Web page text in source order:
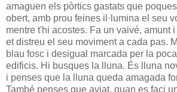
amaguen els pòrtics gastats que
obert, amb prou feines il·lumina el seu
mentre t'hi acostes. Fa un vaivé, amunt
et distreu el seu moviment a cada pas.
blau fosc i desigual marcada per la
edificis. Hi busques la lluna. És lluna
i penses que la lluna queda amagada
També penses que aviat, quan es faci